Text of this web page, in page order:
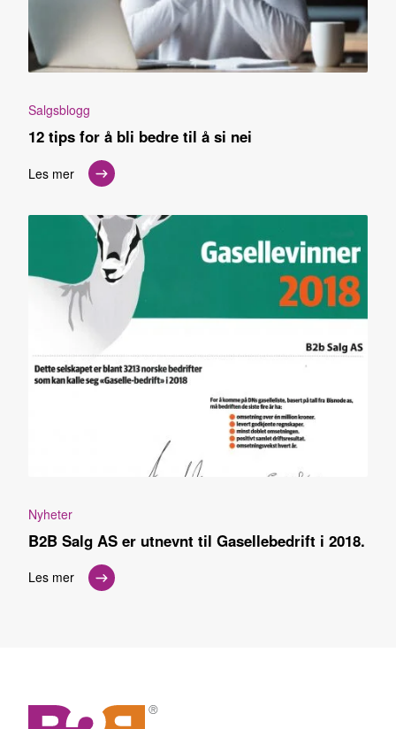
Salgsblogg
12 tips for å bli bedre til å si nei
Les mer
Nyheter
B2B Salg AS er utnevnt til Gasellebedrift i 2018.
Les mer